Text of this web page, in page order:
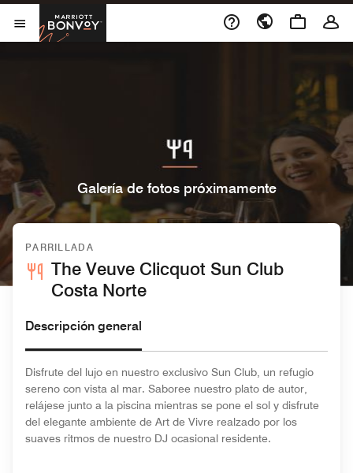
Skip to Content
Abrir el menú
Marriott Bonvoy
Galería de fotos próximamente
PARRILLADA
The Veuve Clicquot Sun Club
Costa Norte
Descripción general
Disfrute del lujo en nuestro exclusivo Sun Club, un refugio
sereno con vista al mar. Saboree nuestro plato de autor,
relájese junto a la piscina mientras se pone el sol y disfrute
del elegante ambiente de Art de Vivre realzado por los
suaves ritmos de nuestro DJ ocasional residente.